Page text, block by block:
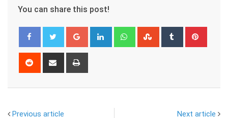
You can share this post!
Google+ LinkedIn WhatsappStumbleUpon
Tumblr
Reddit
Share
Previous article Next article